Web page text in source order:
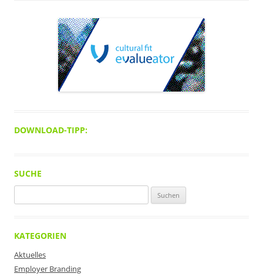
DOWNLOAD-TIPP:
SUCHE
nach:
KATEGORIEN
Aktuelles
Employer Branding